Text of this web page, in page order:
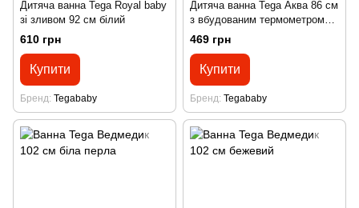
Дитяча ванна Tega Royal baby
зі зливом 92 см білий
610 грн
Купити
Бренд Tegababy
Дитяча ванна Tega Аква 86 см
з вбудованим термометром
рожевий
469 грн
Купити
Бренд Tegababy